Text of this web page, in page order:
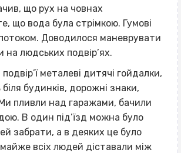
що рух на човнах
що вода була стрімкою. Гумові
Доводилося маневрувати
людських подвір’ях.
металеві дитячі гойдалки,
будинків, дорожні знаки,
пливли над гаражами, бачили
В один під’їзд можна було
забрати, а в деяких це було
всіх людей діставали між